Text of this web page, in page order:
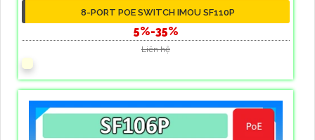
8-PORT POE SWITCH IMOU SF110P
5%-35%
Liên hệ